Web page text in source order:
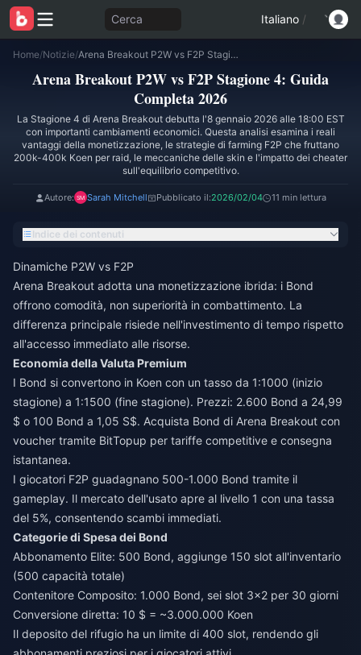
Cerca Italiano /
Home/Notizie/ Arena Breakout P2W vs F2P Stagione 4: Guida Completa 2026
Arena Breakout P2W vs F2P Stagione 4: Guida
Completa 2026
La Stagione 4 di Arena Breakout debutta l'8 gennaio 2026 alle 18:00 EST
con importanti cambiamenti economici. Questa analisi esamina i reali
vantaggi della monetizzazione, le strategie di farming F2P che fruttano
200k-400k Koen per raid, le meccaniche delle skin e l'impatto dei cheater
sull'equilibrio competitivo.
Autore: Sarah Mitchell Pubblicato il:2026/02/04 11 min lettura
Indice dei contenuti
Dinamiche P2W vs F2P
Arena Breakout adotta una monetizzazione ibrida: i Bond
offrono comodità, non superiorità in combattimento. La
differenza principale risiede nell'investimento di tempo rispetto
all'accesso immediato alle risorse.
Economia della Valuta Premium
I Bond si convertono in Koen con un tasso da 1:1000 (inizio
stagione) a 1:1500 (fine stagione). Prezzi: 2.600 Bond a 24,99
$ o 100 Bond a 1,05 S$. Acquista Bond di Arena Breakout con
voucher tramite BitTopup per tariffe competitive e consegna
istantanea.
I giocatori F2P guadagnano 500-1.000 Bond tramite il
gameplay. Il mercato dell'usato apre al livello 1 con una tassa
del 5%, consentendo scambi immediati.
Categorie di Spesa dei Bond
Abbonamento Elite: 500 Bond, aggiunge 150 slot all'inventario
(500 capacità totale)
Contenitore Composito: 1.000 Bond, sei slot 3x2 per 30 giorni
Conversione diretta: 10 $ = ~3.000.000 Koen
Il deposito del rifugio ha un limite di 400 slot, rendendo gli